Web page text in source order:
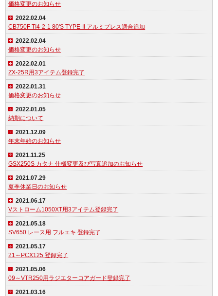
価格変更のお知らせ
2022.02.04
CB750F TI4-2-1 80'S TYPE-II アルミプレス適合追加
2022.02.04
価格変更のお知らせ
2022.02.01
ZX-25R用3アイテム登録完了
2022.01.31
価格変更のお知らせ
2022.01.05
納期について
2021.12.09
年末年始のお知らせ
2021.11.25
GSX250S カタナ 仕様変更及び写真追加のお知らせ
2021.07.29
夏季休業日のお知らせ
2021.06.17
Vストローム1050XT用3アイテム登録完了
2021.05.18
SV650 レース用 フルエキ 登録完了
2021.05.17
21～PCX125 登録完了
2021.05.06
09～VTR250用ラジエターコアガード登録完了
2021.03.16